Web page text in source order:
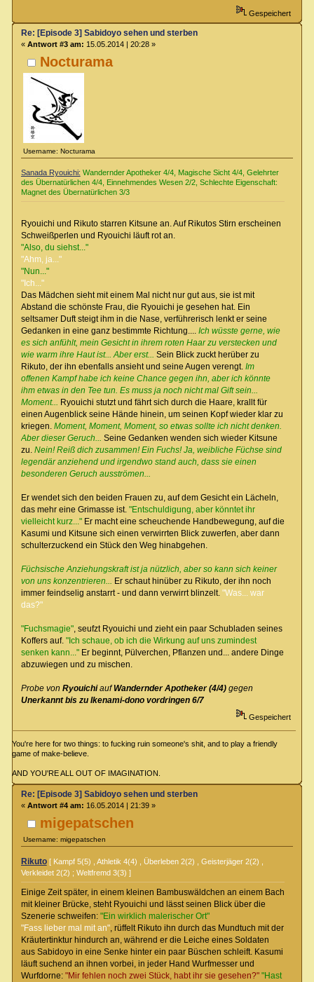
Gespeichert
Nocturama
Username: Nocturama
Re: [Episode 3] Sabidoyo sehen und sterben
« Antwort #3 am: 15.05.2014 | 20:28 »
Sanada Ryouichi: Wandernder Apotheker 4/4, Magische Sicht 4/4, Gelehrter
des Übernatürlichen 4/4, Einnehmendes Wesen 2/2, Schlechte Eigenschaft:
Magnet des Übernatürlichen 3/3
Ryouichi und Rikuto starren Kitsune an. Auf Rikutos Stirn erscheinen
Schweißperlen und Ryouichi läuft rot an.
"Also, du siehst..."
"Ahm, ja..."
"Nun..."
"Ich..."
Das Mädchen sieht mit einem Mal nicht nur gut aus, sie ist mit
Abstand die schönste Frau, die Ryouichi je gesehen hat. Ein
seltsamer Duft steigt ihm in die Nase, verführerisch lenkt er seine
Gedanken in eine ganz bestimmte Richtung.... Ich wüsste gerne, wie
es sich anfühlt, mein Gesicht in ihrem roten Haar zu verstecken und
wie warm ihre Haut ist... Aber erst... Sein Blick zuckt herüber zu
Rikuto, der ihn ebenfalls ansieht und seine Augen verengt. Im
offenen Kampf habe ich keine Chance gegen ihn, aber ich könnte
ihm etwas in den Tee tun. Es muss ja noch nicht mal Gift sein...
Moment... Ryouichi stutzt und fährt sich durch die Haare, krallt für
einen Augenblick seine Hände hinein, um seinen Kopf wieder klar zu
kriegen. Moment, Moment, Moment, so etwas sollte ich nicht denken.
Aber dieser Geruch... Seine Gedanken wenden sich wieder Kitsune
zu. Nein! Reiß dich zusammen! Ein Fuchs! Ja, weibliche Füchse sind
legendär anziehend und irgendwo stand auch, dass sie einen
besonderen Geruch ausströmen...
Er wendet sich den beiden Frauen zu, auf dem Gesicht ein Lächeln,
das mehr eine Grimasse ist. "Entschuldigung, aber könntet ihr
vielleicht kurz..."Er macht eine scheuchende Handbewegung, auf die
Kasumi und Kitsune sich einen verwirrten Blick zuwerfen, aber dann
schulterzuckend ein Stück den Weg hinabgehen.
Füchsische Anziehungskraft ist ja nützlich, aber so kann sich keiner
von uns konzentrieren... Er schaut hinüber zu Rikuto, der ihn noch
immer feindselig anstarrt - und dann verwirrt blinzelt. "Was... war
das?"
"Fuchsmagie", seufzt Ryouichi und zieht ein paar Schubladen seines
Koffers auf. "Ich schaue, ob ich die Wirkung auf uns zumindest
senken kann..."Er beginnt, Pülverchen, Pflanzen und... andere Dinge
abzuwiegen und zu mischen.
Probe von RyouichiaufWandernder Apotheker (4/4)gegen
Unerkannt bis zu Ikenami-dono vordringen 6/7
Gespeichert
You're here for two things: to fucking ruin someone's shit, and to play a friendly
game of make-believe.
AND YOU'RE ALL OUT OF IMAGINATION.
migepatschen
Username: migepatschen
Re: [Episode 3] Sabidoyo sehen und sterben
« Antwort #4 am: 16.05.2014 | 21:39 »
Rikuto [ Kampf 5(5) , Athletik 4(4) , Überleben 2(2) , Geisterjäger 2(2) ,
Verkleidet 2(2) ; Weltfremd 3(3) ]
Einige Zeit später, in einem kleinen Bambuswäldchen an einem Bach
mit kleiner Brücke, steht Ryouichi und lässt seinen Blick über die
Szenerie schweifen: "Ein wirklich malerischer Ort"
"Fass lieber mal mit an", rüffelt Rikuto ihn durch das Mundtuch mit der
Kräutertinktur hindurch an, während er die Leiche eines Soldaten
aus Sabidoyo in eine Senke hinter ein paar Büschen schleift. Kasumi
läuft suchend an ihnen vorbei, in jeder Hand Wurfmesser und
Wurfdorne: "Mir fehlen noch zwei Stück, habt ihr sie gesehen?" "Hast